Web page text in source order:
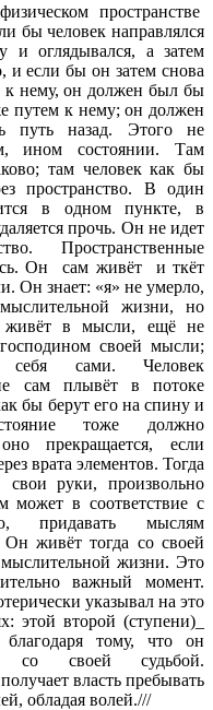
пространстве
бы человек направлялся
и оглядывался, а затем
и если бы он затем снова
к нему, он должен был бы
путем к нему; он должен
путь назад. Этого не
ином состоянии. Там
там человек как бы
пространство. В один
в одном пункте, в
прочь. Он не идет
Пространственные
Он сам живёт и ткёт
Он знает: «я» не умерло,
жизни, но
живёт в мысли, ещё не
своей мысли;
сами. Человек
сам плывёт в потоке
бы берут его на спину и
тоже должно
прекращается, если
врата элементов. Тогда
руки, произвольно
может в соответствие с
придавать мыслям
живёт тогда со своей
жизни. Это
важный момент.
указывал на это
этой второй (ступени)_
благодаря тому, что он
со своей судьбой.
власть пребывать
обладая волей.///